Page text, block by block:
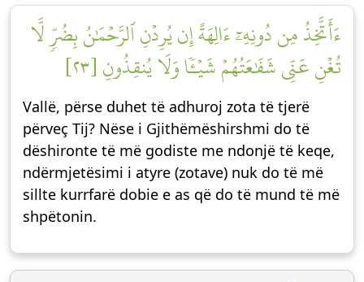
ءَأَتَّخِذُ مِن دُونِهِۦٓ ءَالِهَةً إِن يُرِدۡنِ ٱلرَّحۡمَٰنُ بِضُرّٖ لَّا
تُغۡنِ عَنِّي شَفَٰعَتُهُمۡ شَيۡـٔٗا وَلَا يُنقِذُونِ [٢٣]
Vallë, përse duhet të adhuroj zota të tjerë
përveç Tij? Nëse i Gjithëmëshirshmi do të
dëshironte të më godiste me ndonjë të keqe,
ndërmjetësimi i atyre (zotave) nuk do të më
sillte kurrfarë dobie e as që do të mund të më
shpëtonin.